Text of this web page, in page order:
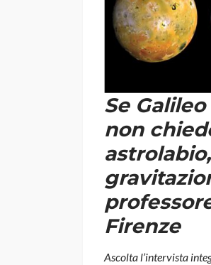
Se
non
Firenze
Ascolta l’intervista